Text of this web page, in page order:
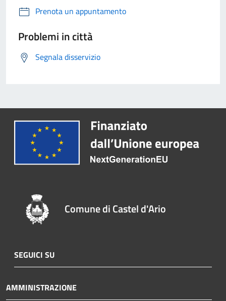
Prenota un appuntamento
Problemi in città
Segnala disservizio
Comune di Castel d'Ario
SEGUICI SU
AMMINISTRAZIONE